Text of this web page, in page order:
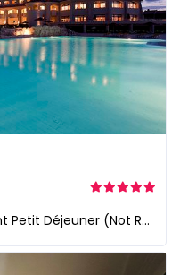
Déjeuner (Not Refundable)